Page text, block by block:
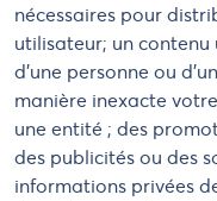
nécessaires pour
utilisateur; un
d'une personne ou
manière inexacte
une entité ; des
des publicités ou des
informations privées